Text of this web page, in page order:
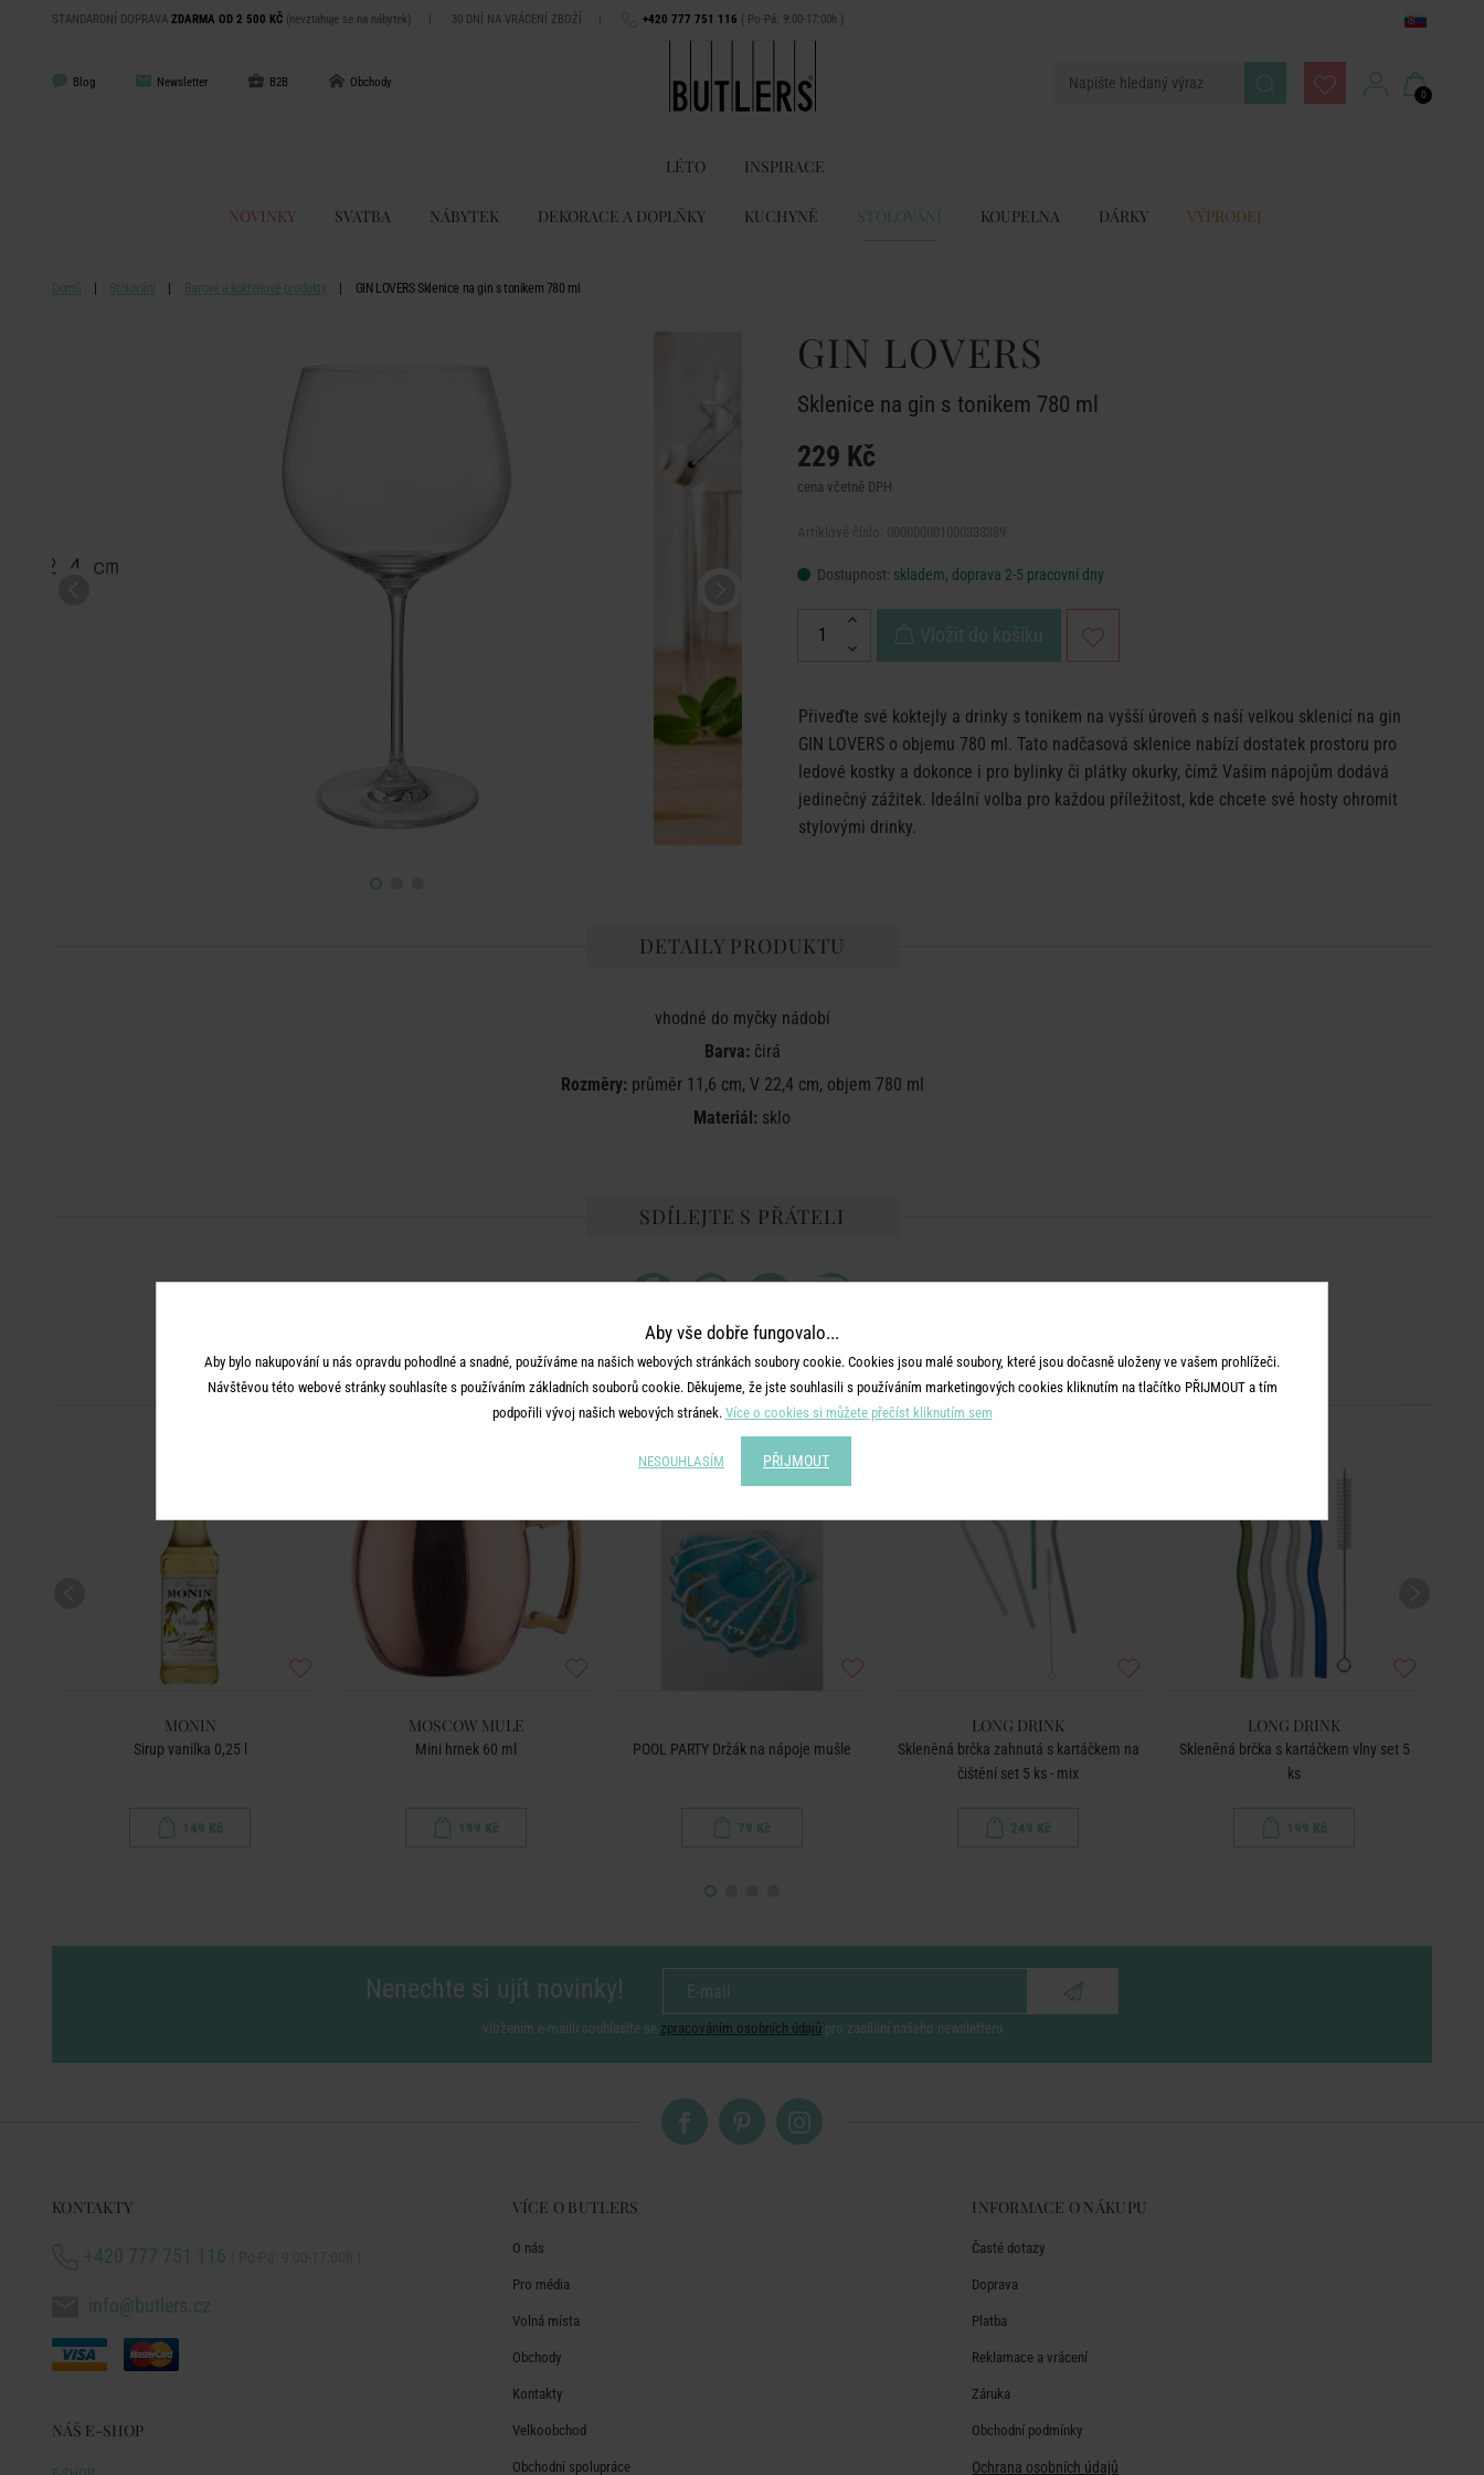
STANDARDNÍ DOPRAVA ZDARMA OD 2 500 KČ (nevztahuje se na nábytek) | 30 DNÍ NA VRÁCENÍ ZBOŽÍ | +420 777 751 116 ( Po-Pá: 9:00-17:00h )
Blog Newsletter B2B Obchody
0
LÉTO INSPIRACE
NOVINKY SVATBA NÁBYTEK DEKORACE A DOPLŇKY KUCHYNĚ STOLOVÁNÍ KOUPELNA DÁRKY VÝPRODEJ
Domů Stolování Barové a koktejlové produkty GIN LOVERS Sklenice na gin s tonikem 780 ml
GIN LOVERS
Sklenice na gin s tonikem 780 ml
229 Kč
cena včetně DPH
Dostupnost: skladem, doprava 2-5 pracovní dny
Vložit do košíku
Přiveďte své koktejly a drinky s tonikem na vyšší úroveň s naší velkou sklenicí na gin
GIN LOVERS o objemu 780 ml. Tato nadčasová sklenice nabízí dostatek prostoru pro
ledové kostky a dokonce i pro bylinky či plátky okurky, čímž Vašim nápojům dodává
jedinečný zážitek. Ideální volba pro každou příležitost, kde chcete své hosty ohromit
stylovými drinky.
DETAILY PRODUKTU
vhodné do myčky nádobí
Barva:čirá
Rozměry:průměr 11,6 cm, V 22,4 cm, objem 780 ml
Materiál: sklo
SDÍLEJTE S PŘÁTELI
MOHLO BY SE VÁM LÍBIT
MONIN
Sirup vanilka 0,25 l
149 Kč
MOSCOW MULE
Mini hrnek 60 ml
199 Kč
POOL PARTY Držák na nápoje mušle
79 Kč
LONG DRINK
Skleněná brčka zahnutá s kartáčkem na
čištění set 5 ks - mix
249 Kč
LONG DRINK
Skleněná brčka s kartáčkem vlny set 5
ks
199 Kč
Nenechte si ujít novinky!
vložením e-mailu souhlasíte se zpracováním osobních údajů pro zasílání našeho newsletteru
KONTAKTY
+420 777 751 116
info@butlers.cz
NÁŠ E-SHOP
VÍCE O BUTLERS
O nás
Pro média
Volná místa
Obchody
Kontakty
Velkoobchod
Obchodní spolupráce
INFORMACE O NÁKUPU
Časté dotazy
Doprava
Platba
Reklamace a vrácení
Záruka
Obchodní podmínky
Ochrana osobních údajů
Aby vše dobře fungovalo...
Aby bylo nakupování u nás opravdu pohodlné a snadné, používáme na našich webových stránkách soubory cookie. Cookies jsou malé soubory, které jsou dočasně uloženy ve vašem prohlížeči.
Návštěvou této webové stránky souhlasíte s používáním základních souborů cookie. Děkujeme, že jste souhlasili s používáním marketingových cookies kliknutím na tlačítko PŘIJMOUT a tím
podpořili vývoj našich webových stránek. Více o cookies si můžete přečíst kliknutím sem
NESOUHLASÍM PŘIJMOUT